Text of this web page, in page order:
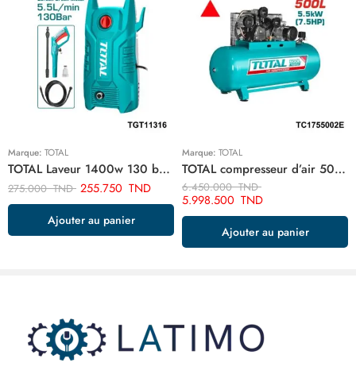
Marque: TOTAL
TOTAL Laveur 1400w 130 bar TGT11316
275.000TND 255.750 TND
Ajouter au panier
Marque: TOTAL
TOTAL compresseur d’air 500 litre 7.5hp TC1755002E
6.450.000TND
5.998.500 TND
Ajouter au panier